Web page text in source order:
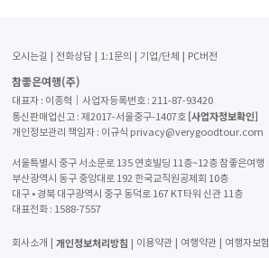
오시는길 전화상담 1:1문의 기업/단체 PC버전
참좋은여행(주)
대표자 : 이종혁│사업자등록번호 : 211-87-93420
통신판매업신고 : 제2017-서울중구-1407호 [사업자정보확인]
개인정보관리 책임자 : 이규식 privacy@verygoodtour.com
서울특별시 중구 서소문로 135 연호빌딩 11층~12층 참좋은여행
부산광역시 동구 중앙대로 192 한국교직원공제회 10층
대구 • 경북 대구광역시 중구 동덕로 167 KT타워 신관 11층
대표전화 : 1588-7557
회사소개 개인정보처리방침 이용약관 여행약관 여행자보험